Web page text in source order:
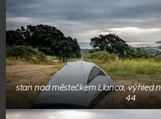
stan nad městečkem Llanca, výhled
44